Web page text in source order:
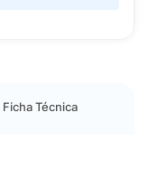
Ficha Técnica